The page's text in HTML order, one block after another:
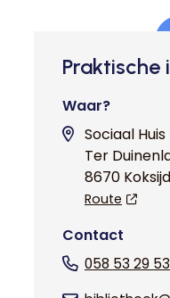
Praktische
Waar?
Sociaal
Ter
8670
Route
Contact
058 53 29 53